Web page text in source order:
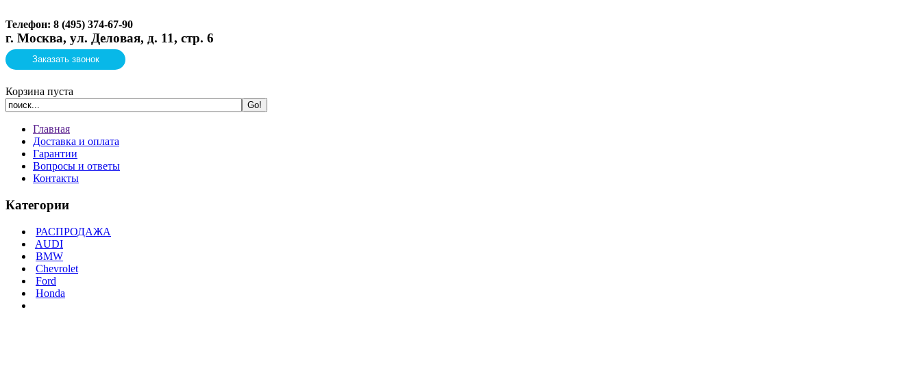
Телефон: 8 (495) 374-67-90
г. Москва, ул. Деловая, д. 11, стр. 6
Заказать звонок
Корзина пуста
Главная
Доставка и оплата
Гарантии
Вопросы и ответы
Контакты
Категории
РАСПРОДАЖА
AUDI
BMW
Chevrolet
Ford
Honda